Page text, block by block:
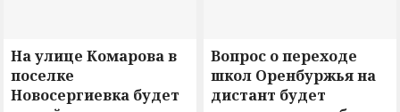
На улице Комарова в
поселке
Новосергиевка будет
Вопрос о переходе
школ Оренбуржья на
дистант будет